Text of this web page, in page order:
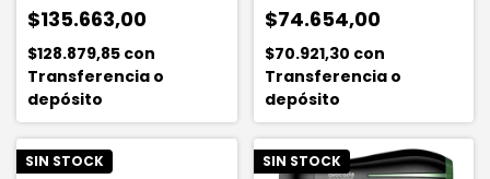
Ion
$135.663,00
$128.879,85 con
Transferencia o
depósito
$74.654,00
$70.921,30 con
Transferencia o
depósito
SIN STOCK SIN STOCK